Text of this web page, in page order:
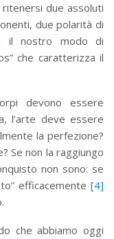
due assoluti
due polarità di
il nostro modo di
che caratterizza il
devono essere
l’arte deve essere
la perfezione?
Se non la raggiungo
non sono: se
efficacemente [4]
che abbiamo oggi